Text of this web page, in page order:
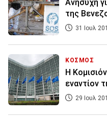
Ανήσυχη
της
31 Ιουλ
ΚΟΣΜΟΣ
Η
εναντίον
29 Ιουλ